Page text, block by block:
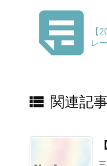

【
レ
 関連記事